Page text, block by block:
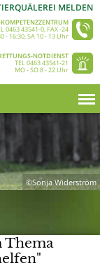
MELDEN
0463 43541-0, FAX -24
- 16:30, SA 10 - 13 Uhr
NOTDIENST
TEL 0463 43541-21
MO - SO 8 - 22 Uhr
©Sonja Widerström
Thema